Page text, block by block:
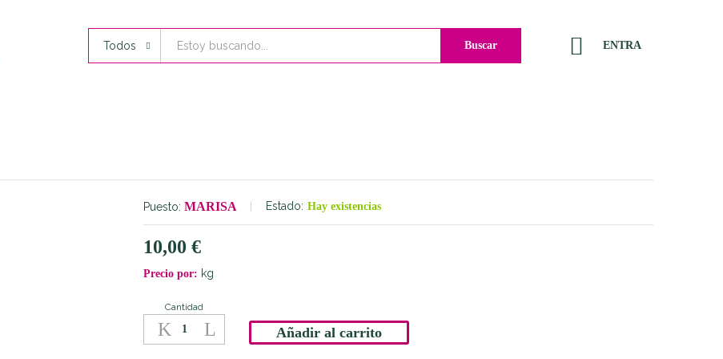
Todos Buscar ENTRA
Puesto:MARISA Estado: Hay existencias
10,00€
Precio por: kg
Pollo
y
Pavo
Cantidad
Añadir al carrito